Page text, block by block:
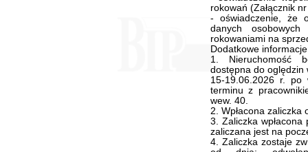
rokowań (Załącznik
- oświadczenie, że
danych
rokowaniami na
Dodatkowe
1. Nieruchomość
dostępna do oględzin
15-19.06.2026 r. po
terminu z
wew. 40.
2. Wpłacona zaliczka
3. Zaliczka wpłacona
zaliczana jest na
4. Zaliczka zostaje